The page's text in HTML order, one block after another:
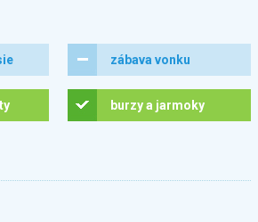
zábava vonku
burzy a jarmoky